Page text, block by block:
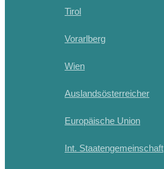
Tirol
Vorarlberg
Wien
Auslandsösterreicher
Europäische Union
Int. Staatengemeinschaft